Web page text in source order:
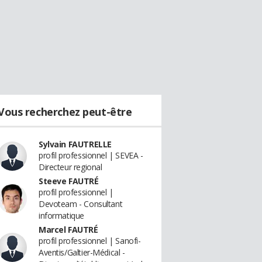
recherchez peut-être
Sylvain FAUTRELLE
profil professionnel | SEVEA -
Directeur regional
Steeve FAUTRÉ
profil professionnel |
Devoteam - Consultant
informatique
Marcel FAUTRÉ
profil professionnel | Sanofi-
Aventis/Galtier-Médical -